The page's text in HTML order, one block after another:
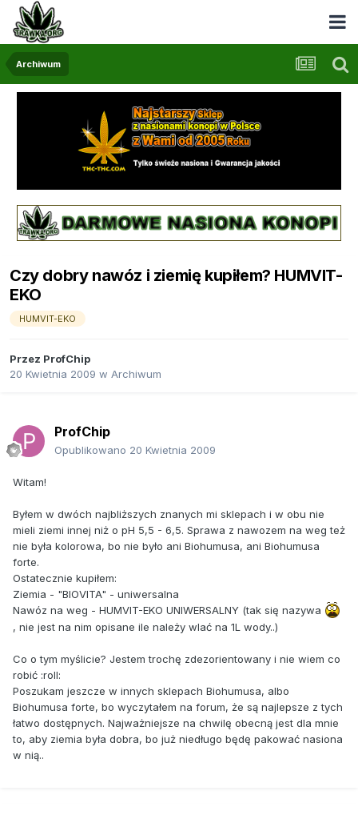
Archiwum
Czy dobry nawóz i ziemię kupiłem? HUMVIT-
EKO
HUMVIT-EKO
Przez ProfChip
20 Kwietnia 2009 w Archiwum
ProfChip
Opublikowano 20 Kwietnia 2009
Witam!
Byłem w dwóch najbliższych znanych mi sklepach i w obu nie
mieli ziemi innej niż o pH 5,5 - 6,5. Sprawa z nawozem na weg też
nie była kolorowa, bo nie było ani Biohumusa, ani Biohumusa
forte.
Ostatecznie kupiłem:
Ziemia - "BIOVITA" - uniwersalna
Nawóz na weg - HUMVIT-EKO UNIWERSALNY (tak się nazywa
, nie jest na nim opisane ile należy wlać na 1L wody..)
Co o tym myślicie? Jestem trochę zdezorientowany i nie wiem co
robić :roll:
Poszukam jeszcze w innych sklepach Biohumusa, albo
Biohumusa forte, bo wyczytałem na forum, że są najlepsze z tych
łatwo dostępnych. Najważniejsze na chwilę obecną jest dla mnie
to, aby ziemia była dobra, bo już niedługo będę pakować nasiona
w nią..